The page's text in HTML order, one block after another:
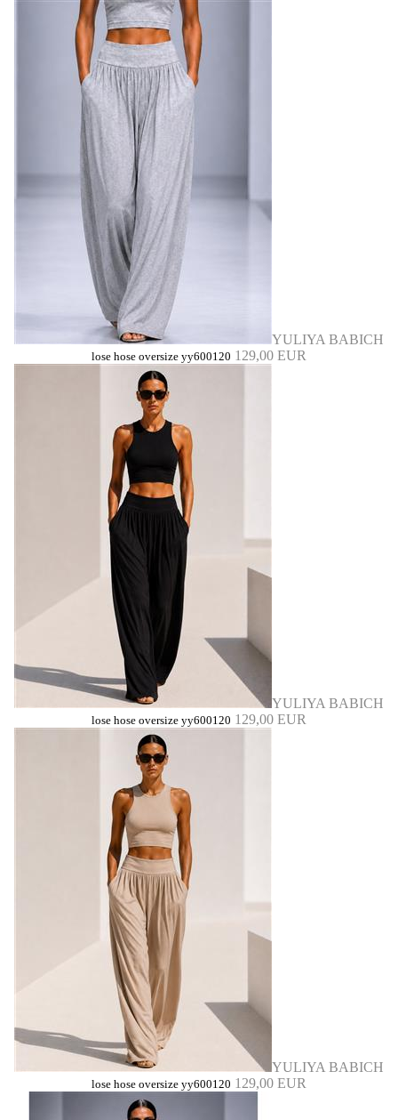
YULIYA BABICH
lose hose oversize yy600120 129,00 EUR
YULIYA BABICH
lose hose oversize yy600120 129,00 EUR
YULIYA BABICH
lose hose oversize yy600120 129,00 EUR